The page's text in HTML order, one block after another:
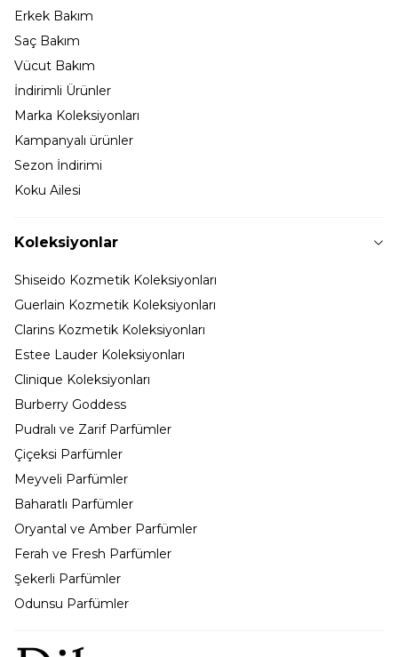
Erkek Bakım
Saç Bakım
Vücut Bakım
İndirimli Ürünler
Marka Koleksiyonları
Kampanyalı ürünler
Sezon İndirimi
Koku Ailesi
Koleksiyonlar
Shiseido Kozmetik Koleksiyonları
Guerlain Kozmetik Koleksiyonları
Clarins Kozmetik Koleksiyonları
Estee Lauder Koleksiyonları
Clinique Koleksiyonları
Burberry Goddess
Pudralı ve Zarif Parfümler
Çiçeksi Parfümler
Meyveli Parfümler
Baharatlı Parfümler
Oryantal ve Amber Parfümler
Ferah ve Fresh Parfümler
Şekerli Parfümler
Odunsu Parfümler